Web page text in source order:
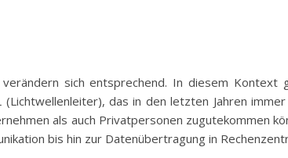
sich entsprechend. In diesem Kontext
das in den letzten Jahren
als auch Privatpersonen zugutekommen
bis hin zur Datenübertragung in